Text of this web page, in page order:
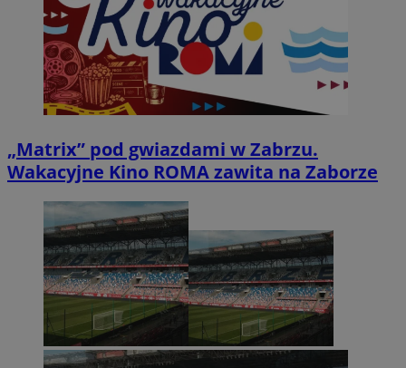
„Matrix” pod gwiazdami w Zabrzu.
Wakacyjne Kino ROMA zawita na Zaborze